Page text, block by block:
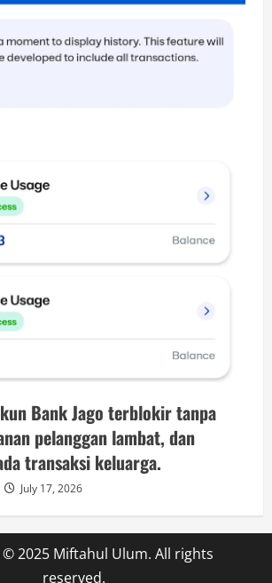
Bank Jago terblokir tanpa
pelanggan lambat, dan
transaksi keluarga.
July 17, 2026
2025 Miftahul Ulum. All rights
reserved.